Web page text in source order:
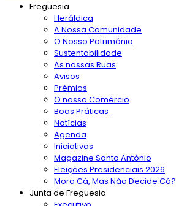
Freguesia
Heráldica
A Nossa Comunidade
O Nosso Património
Sustentabilidade
As nossas Ruas
Avisos
Prémios
O nosso Comércio
Boas Práticas
Notícias
Agenda
Iniciativas
Magazine Santo António
Eleições Presidenciais 2026
Mora Cá, Mas Não Decide Cá?
Junta de Freguesia